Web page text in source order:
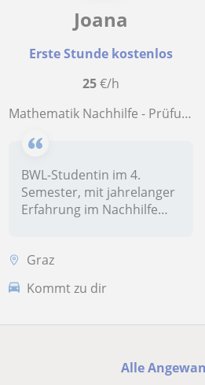
Joana
Erste Stunde kostenlos
25€/h
Mathematik Nachhilfe - Prüfungsvorbereitung oder Semesterbegleitend
BWL-Studentin im 4.
Semester, mit jahrelanger
Erfahrung im Nachhilfe
Graz
Kommt zu dir
Alle